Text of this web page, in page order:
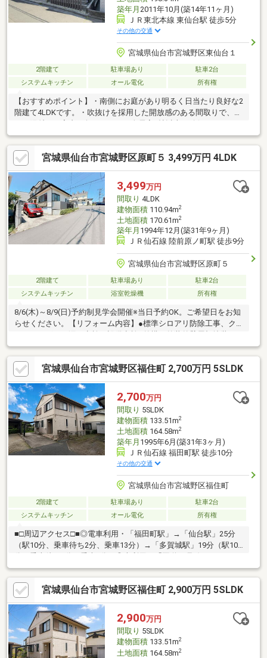
築年月 2011年10月(築14年11ヶ月)
ＪＲ東北本線 東仙台駅 徒歩5分
その他の交通
宮城県仙台市宮城野区東仙台１
2階建て 駐車場あり
駐車2台
システムキッチン
オール電化 所有権
【おすすめポイント】・南側にお庭があり明るく日当たり良好な2
階建て4LDKです。・吹抜けを採用した開放感のある間取りで、明
るい陽射しが室内を包みます。・全居室6帖以上を確保し、ゆった
りと過ごせます。・2階洋室は全室2面採光となっており、風通し
の良い住空間です。・収納スペースが豊富に確保されており、お
部屋をすっきりと保てます。・徒歩8分に24H営業のスーパー（西
友燕沢店/600m）があり毎日のお買い物に便利です。・JR東北本
線 東仙台駅まで300m（徒歩4分）通勤通学に便利です。
宮城県仙台市宮城野区原町５ 3,499万円 4LDK
3,499万円
間取り 4LDK
建物面積110.94m2
土地面積170.61m2
築年月 1994年12月(築31年9ヶ月)
ＪＲ仙石線 陸前原ノ町駅 徒歩9分
宮城県仙台市宮城野区原町５
2階建て 駐車場あり
駐車2台
システムキッチン
浴室乾燥機 所有権
8/6(木)～8/9(日)予約制見学会開催※当日予約OK。ご希望日をお知
らせください。【リフォーム内容】●標準シロアリ防除工事、ク
植栽剪定、●内装玄関鍵交換、クロス張替え●その他設備インター
ホン設置、火災警報器設置、照明器具交換【おすすめポイン
ト】・雨漏り、構造上主要な部分の欠陥や・腐食、給排水管の故
障や漏水についてお引渡しより２年間保証・シロアリ防除工事施
工後5年間保証・新品の照明器具設置予定なので入居後にすぐに生
活が始められます・お客様に合わせたローンの組み方や金融機関
宮城県仙台市宮城野区福住町 2,700万円 5SLDK
2,700万円
間取り 5SLDK
建物面積133.51m2
土地面積164.58m2
築年月 1995年6月(築31年3ヶ月)
ＪＲ仙石線 福田町駅 徒歩10分
その他の交通
宮城県仙台市宮城野区福住町
2階建て 駐車場あり
駐車2台
システムキッチン
オール電化 所有権
■□周辺アクセス□■◎電車利用・「福田町駅」→「仙台駅」25分
（駅10分、乗車待ち2分、乗車13分）→「多賀城駅」19分（駅10
分、乗車待ち2分、乗車7分）◎車利用・「国道45号線まで2
分」：多賀城・塩竈、仙台駅方面へアクセス良好・「仙台港ICま
で8分、仙台東ICまで8分」：高速利用で名取、石巻、利府方面へ
アクセス良好（例：石巻市まで約40分、名取市まで約23分）◎平
日利用・高砂小：徒歩9分・田子中：徒歩15分・ヨークベニマ
ル：車6分◎休日利用・イオン多賀城店：車13分・イオン卸町
店：車12分・イオン新利府店：車17分・三井アウトレットパー
ク：車10分
宮城県仙台市宮城野区福住町 2,900万円 5SLDK
2,900万円
間取り 5SLDK
建物面積133.51m2
土地面積164.58m2